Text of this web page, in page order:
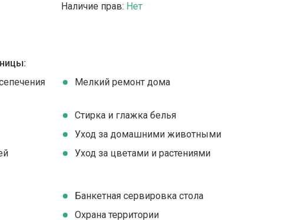
Наличие прав: Нет
Мелкий ремонт дома
Стирка и глажка белья
Уход за домашними животными
Уход за цветами и растениями
Банкетная сервировка стола
Охрана территории